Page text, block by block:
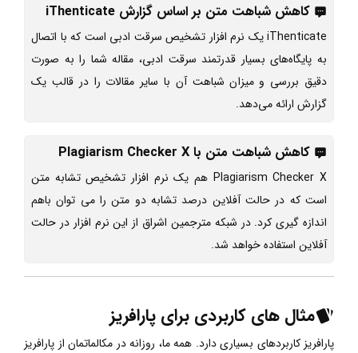
کاهش شباهت متن بر اساس گزارش iThenticate
iThenticate یک نرم افزار تشخیص سرقت ادبی است که با اتصال
به پایگاه‌های بسیار قدرتمند سرقت ادبی، مقاله شما را به صورت
دقیق بررسی و میزان شباهت آن با سایر مقالات را در قالب یک
گزارش ارائه می‌دهد.
کاهش شباهت متن با Plagiarism Checker X
Plagiarism Checker X هم یک نرم افزار تشخیص تشابه متن
است که در حالت آفلاین درصد تشابه دو متن را می توان باهم
اندازه گیری کرد. در شبکه مترجمین اشراق از این نرم افزار در حالت
آفلاین استفاده خواهد شد.
مثال های کاربردی برای پارافریز
پارافریز کاربردهای بسیاری دارد. همه ما، روزانه در مکالماتمان از پارافریز